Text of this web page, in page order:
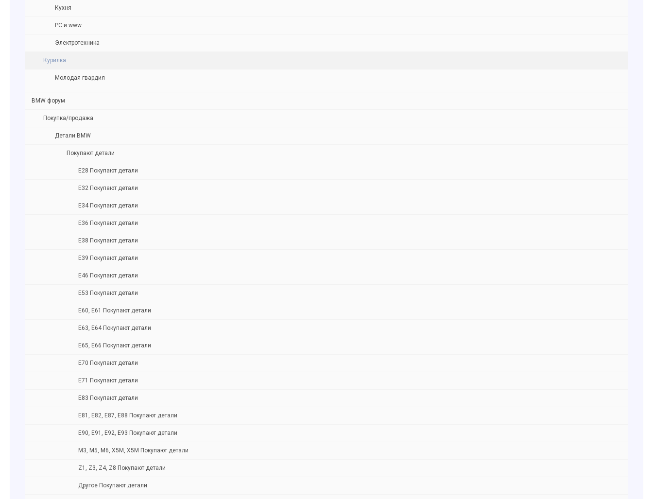
Кухня
PC и www
Электротехника
Курилка
Молодая гвардия
BMW форум
Покупка/продажа
Детали BMW
Покупают детали
Е28 Покупают детали
Е32 Покупают детали
Е34 Покупают детали
Е36 Покупают детали
Е38 Покупают детали
Е39 Покупают детали
Е46 Покупают детали
Е53 Покупают детали
Е60, Е61 Покупают детали
Е63, E64 Покупают детали
Е65, E66 Покупают детали
Е70 Покупают детали
Е71 Покупают детали
Е83 Покупают детали
E81, E82, E87, E88 Покупают детали
Е90, E91, E92, E93 Покупают детали
M3, M5, M6, X5M, X5M Покупают детали
Z1, Z3, Z4, Z8 Покупают детали
Другое Покупают детали